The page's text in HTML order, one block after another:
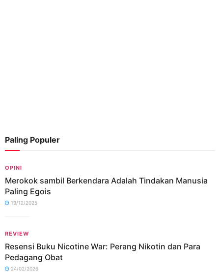
Paling Populer
OPINI
Merokok sambil Berkendara Adalah Tindakan Manusia
Paling Egois
19/12/2025
REVIEW
Resensi Buku Nicotine War: Perang Nikotin dan Para
Pedagang Obat
24/02/2026